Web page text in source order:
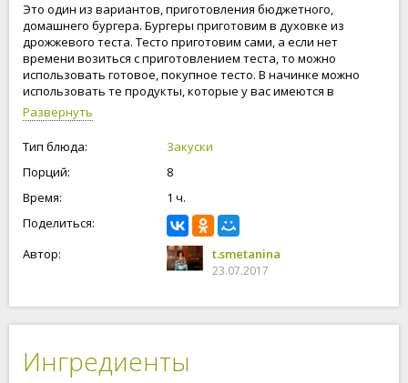
Это один из вариантов, приготовления бюджетного,
домашнего бургера. Бургеры приготовим в духовке из
дрожжевого теста. Тесто приготовим сами, а если нет
времени возиться с приготовлением теста, то можно
использовать готовое, покупное тесто. В начинке можно
использовать те продукты, которые у вас имеются в
наличии и то, что любите вы. Ну и конечно же в бургер
добавляем много сыра. Приступим к приготовлению булочек
- бургеров в домашних условиях!
Развернуть
Тип блюда:
Закуски
Порций:
8
Время:
1 ч.
Поделиться:
Автор:
t.smetanina
23.07.2017
Ингредиенты